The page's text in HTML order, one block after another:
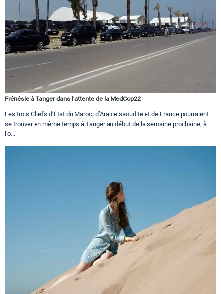
Frénésie à Tanger dans l’attente de la MedCop22
Les trois Chefs d’Etat du Maroc, d’Arabie saoudite et de France pourraient
se trouver en même temps à Tanger au début de la semaine prochaine, à
l’o...